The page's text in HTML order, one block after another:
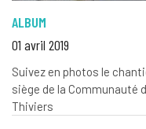
ALBUM
01 avril 2019
Suivez en photos le
siège de la Communauté
Thiviers